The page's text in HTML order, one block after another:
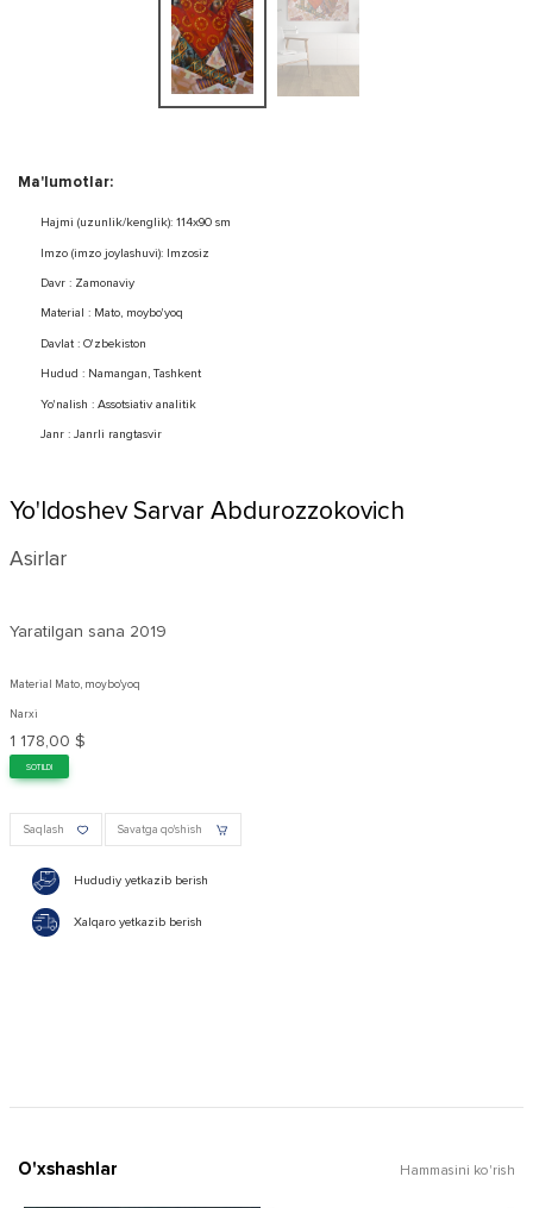
Ma'lumotlar:
Hajmi (uzunlik/kenglik): 114x90 sm
Imzo (imzo joylashuvi): Imzosiz
Davr : Zamonaviy
Material : Mato, moybo'yoq
Davlat : O'zbekiston
Hudud : Namangan, Tashkent
Yo'nalish : Assotsiativ analitik
Janr : Janrli rangtasvir
Yo'ldoshev Sarvar Abdurozzokovich
Asirlar
Yaratilgan sana 2019
Material Mato, moybo'yoq
Narxi
1 178,00 $
SOTILDI
Saqlash Savatga qo'shish
Hududiy yetkazib berish
Xalqaro yetkazib berish
O'xshashlar Hammasini ko'rish